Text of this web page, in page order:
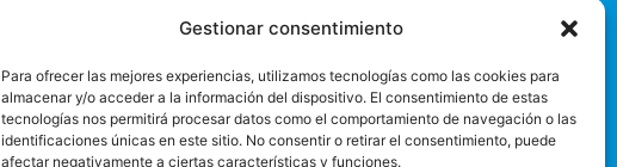
Gestionar consentimiento
Para ofrecer las mejores experiencias, utilizamos tecnologías como las cookies para
almacenar y/o acceder a la información del dispositivo. El consentimiento de estas
tecnologías nos permitirá procesar datos como el comportamiento de navegación o las
identificaciones únicas en este sitio. No consentir o retirar el consentimiento, puede
afectar negativamente a ciertas características y funciones.